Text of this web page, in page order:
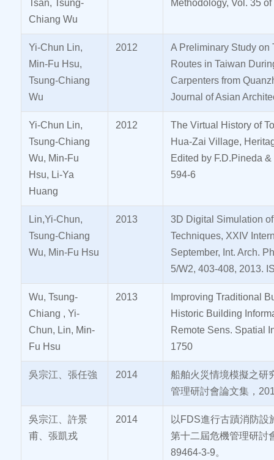
Tsan, Tsung-
Chiang Wu
Methodology, Vol. 35
Yi-Chun Lin,
Min-Fu Hsu,
Tsung-Chiang
Wu
2012
A Preliminary Study on
Routes in Taiwan
Carpenters from
Journal of Asian
Yi-Chun Lin,
Tsung-Chiang
Wu, Min-Fu
Hsu, Li-Ya
Huang
2012
The Virtual History of
Hua-Zai Village,
Edited by F.D.Pineda
594-6
Lin,Yi-Chun,
Tsung-Chiang
Wu, Min-Fu Hsu
2013
3D Digital Simulation
Techniques, XXIV
September, Int. Arch.
5/W2, 403-408, 2013.
Wu, Tsung-
Chiang , Yi-
Chun, Lin, Min-
Fu Hsu
2013
Improving Traditional
Historic Building
Remote Sens. Spatial
1750
吳宗江、張任強 2014
船舶火災情境模擬之研
管理研討會論文集，
吳宗江、許景
甫、張凱戎
2014
以FDS進行古蹟消防設
第十二屆危機管理研討
89464-3-9。